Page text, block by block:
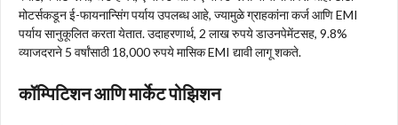
मोटर्सकडून ई-फायनान्सिंग पर्याय उपलब्ध आहे, ज्यामुळे ग्राहकांना कर्ज आणि EMI
पर्याय सानुकूलित करता येतात. उदाहरणार्थ, 2 लाख रुपये डाउनपेमेंटसह, 9.8%
व्याजदराने 5 वर्षांसाठी 18,000 रुपये मासिक EMI द्यावी लागू शकते.
कॉम्पिटिशन आणि मार्केट पोझिशन